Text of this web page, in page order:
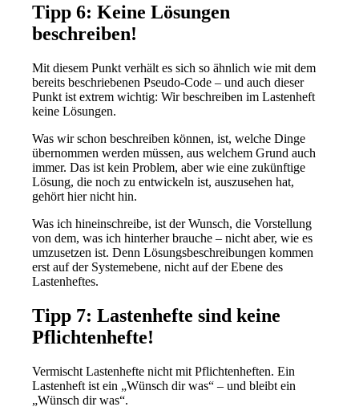
Tipp 6: Keine Lösungen
beschreiben!
Mit diesem Punkt verhält es sich so ähnlich wie mit dem
bereits beschriebenen Pseudo-Code – und auch dieser
Punkt ist extrem wichtig: Wir beschreiben im Lastenheft
keine Lösungen.
Was wir schon beschreiben können, ist, welche Dinge
übernommen werden müssen, aus welchem Grund auch
immer. Das ist kein Problem, aber wie eine zukünftige
Lösung, die noch zu entwickeln ist, auszusehen hat,
gehört hier nicht hin.
Was ich hineinschreibe, ist der Wunsch, die Vorstellung
von dem, was ich hinterher brauche – nicht aber, wie es
umzusetzen ist. Denn Lösungsbeschreibungen kommen
erst auf der Systemebene, nicht auf der Ebene des
Lastenheftes.
Tipp 7: Lastenhefte sind keine
Pflichtenhefte!
Vermischt Lastenhefte nicht mit Pflichtenheften. Ein
Lastenheft ist ein „Wünsch dir was“ – und bleibt ein
„Wünsch dir was“.